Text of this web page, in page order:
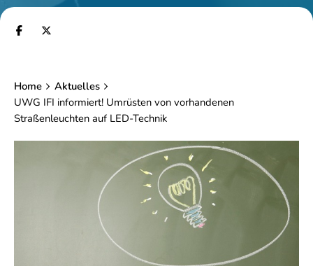
Home
Aktuelles
UWG IFI informiert! Umrüsten von vorhandenen
Straßenleuchten auf LED-Technik